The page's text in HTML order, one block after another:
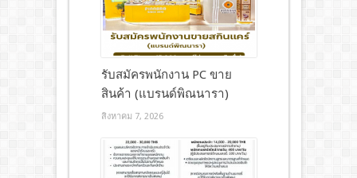
รับสมัครพนักงาน PC ขาย
สินค้า (แบรนด์พิณนารา)
สิงหาคม 7, 2026